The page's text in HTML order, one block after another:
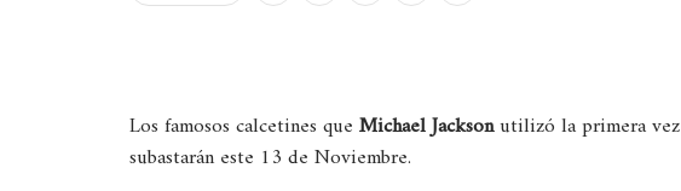
Los famosos calcetines que Michael Jacksonutilizó la primera
subastarán este 13 de Noviembre.